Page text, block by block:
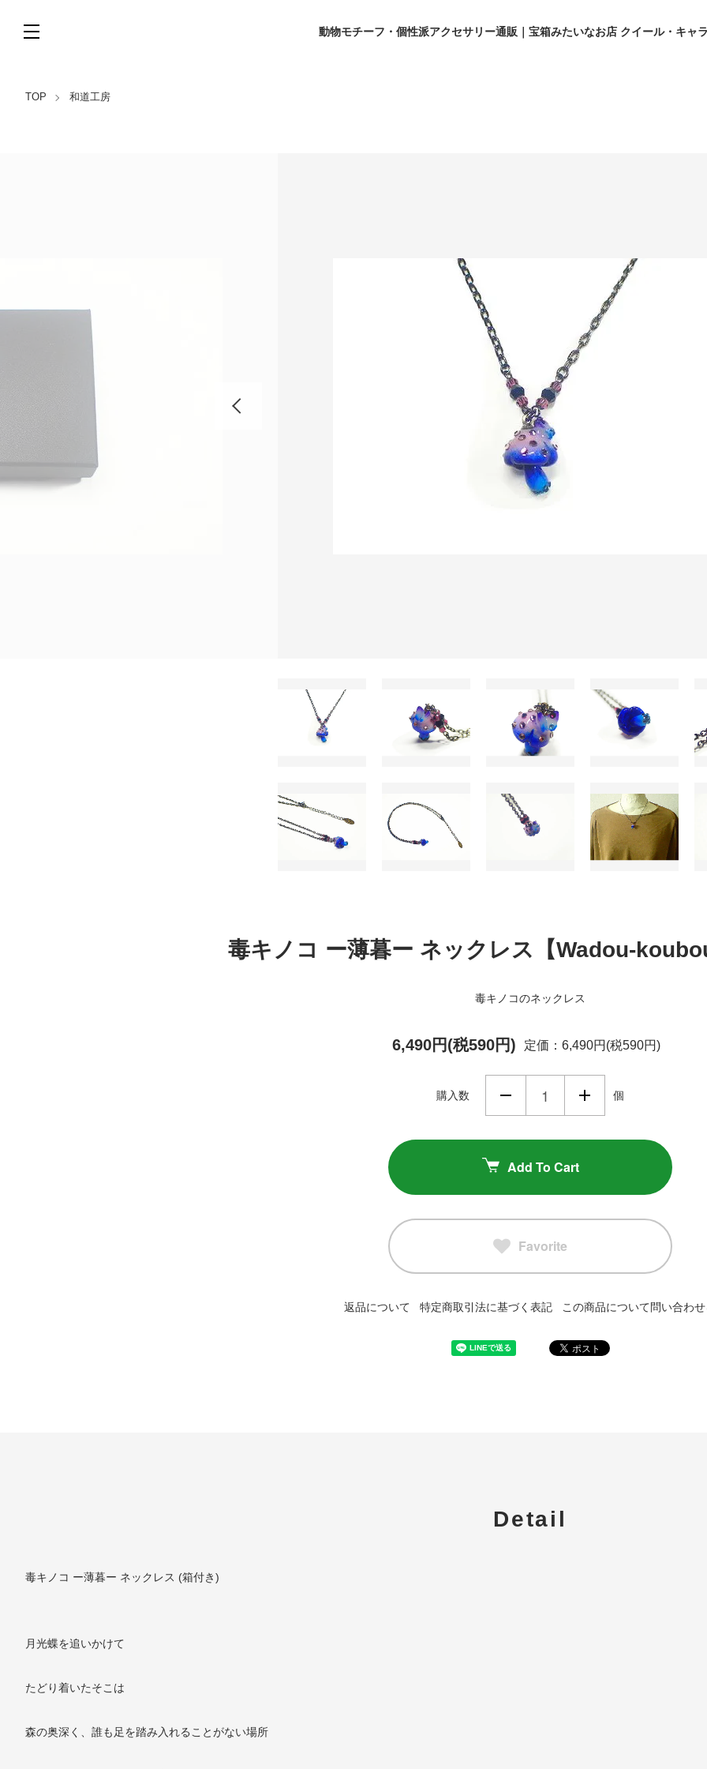
動物モチーフ・個性派アクセサリー通販｜宝箱みたいなお店 クイール・キャ
TOP 和道工房
毒キノコ ー薄暮ー ネックレス【Wadou-
毒キノコのネックレス
6,490円(税590円) 定価：6,490円(税590円)
購入数 個
Add To Cart
Favorite
返品について 特定商取引法に基づく表記 この商品について問い合わ
Detail
毒キノコ ー薄暮ー ネックレス (箱付き)
月光蝶を追いかけて
たどり着いたそこは
森の奥深く、誰も足を踏み入れることがない場所